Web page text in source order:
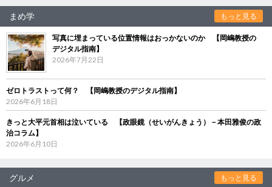
まめ学 もっと見る
写真に埋まっている位置情報はおっかないのか 【岡嶋教授の
デジタル指南】
2026年7月22日
ゼロトラストって何？ 【岡嶋教授のデジタル指南】
2026年6月18日
きっと大平元首相は泣いている 【政眼鏡（せいがんきょう）－本田雅俊の政
治コラム】
2026年6月10日
グルメ もっと見る